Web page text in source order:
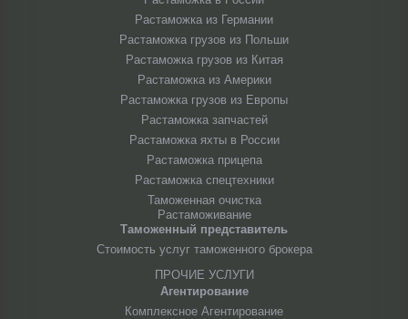
Растаможка из Германии
Растаможка грузов из Польши
Растаможка грузов из Китая
Растаможка из Америки
Растаможка грузов из Европы
Растаможка запчастей
Растаможка яхты в России
Растаможка прицепа
Растаможка спецтехники
Таможенная очистка
Растаможивание
Таможенный представитель
Стоимость услуг таможенного брокера
ПРОЧИЕ УСЛУГИ
Агентирование
Комплексное Агентирование